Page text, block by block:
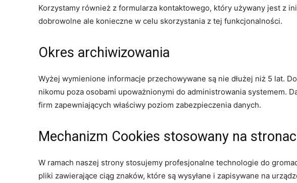
Korzystamy również z formularza kontaktowego, który używany jest z
dobrowolne ale konieczne w celu skorzystania z tej funkcjonalności.
Okres archiwizowania
Wyżej wymienione informacje przechowywane są nie dłużej niż 5 lat.
nikomu poza osobami upoważnionymi do administrowania systemem.
firm zapewniających właściwy poziom zabezpieczenia danych.
Mechanizm Cookies stosowany na
W ramach naszej strony stosujemy profesjonalne technologie do
pliki zawierające ciąg znaków, które są wysyłane i zapisywane na